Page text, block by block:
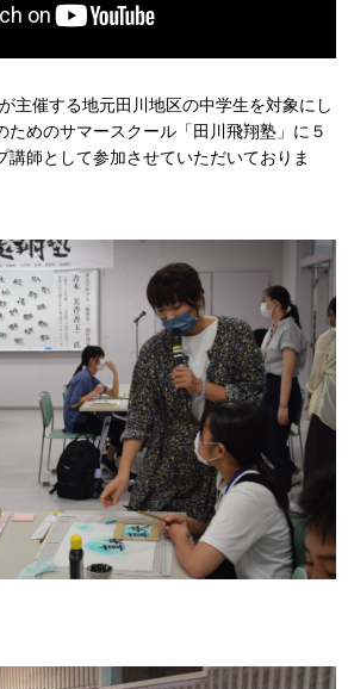
主催する地元田川地区の中学生を対象にし
ためのサマースクール「田川飛翔塾」に５
講師として参加させていただいておりま